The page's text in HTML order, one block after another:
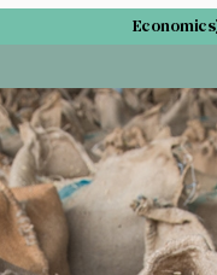
Economics